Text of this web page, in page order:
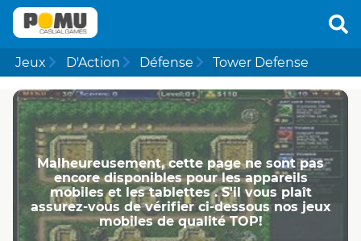
Jeux D'Action Défense Tower Defense
Malheureusement, cette page ne ​​sont pas
encore disponibles pour les appareils
mobiles et les tablettes . S'il vous plaît
assurez-vous de vérifier ci-dessous nos jeux
mobiles de qualité TOP!